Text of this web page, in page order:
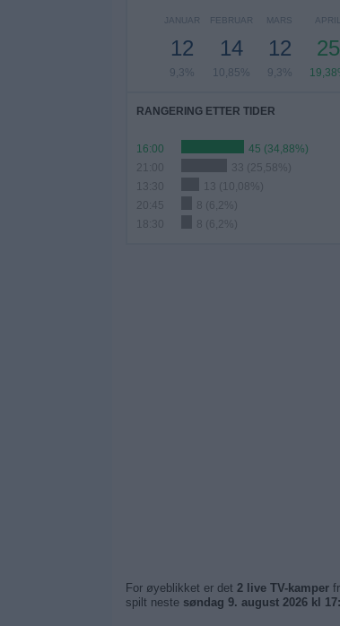
JANUAR
12
9,3%
FEBRUAR
14
10,85%
MARS
12
9,3%
APRIL
25
RANGERING ETTER TIDER
16:00
45 (34,88%)
21:00
33 (25,58%)
13:30
13 (10,08%)
20:45
8 (6,2%)
18:30
8 (6,2%)
For øyeblikket er det 2 live TV-kamper
spilt neste søndag 9. august 2026 kl